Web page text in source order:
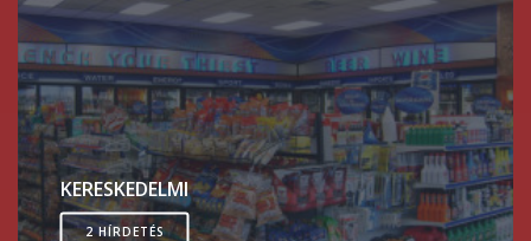
KERESKEDELMI
2 HÍRDETÉS